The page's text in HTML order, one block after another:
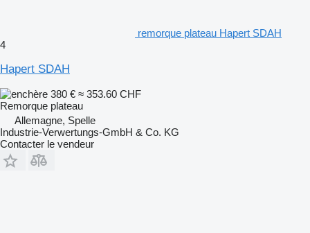
remorque plateau Hapert SDAH
4
Hapert SDAH
380 € ≈ 353.60 CHF
Remorque plateau
Allemagne, Spelle
Industrie-Verwertungs-GmbH & Co. KG
Contacter le vendeur